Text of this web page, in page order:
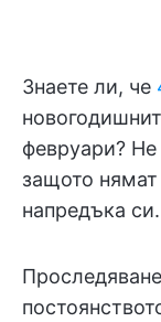
Знаете ли, че
февруари?
защото нямат
напредъка си.